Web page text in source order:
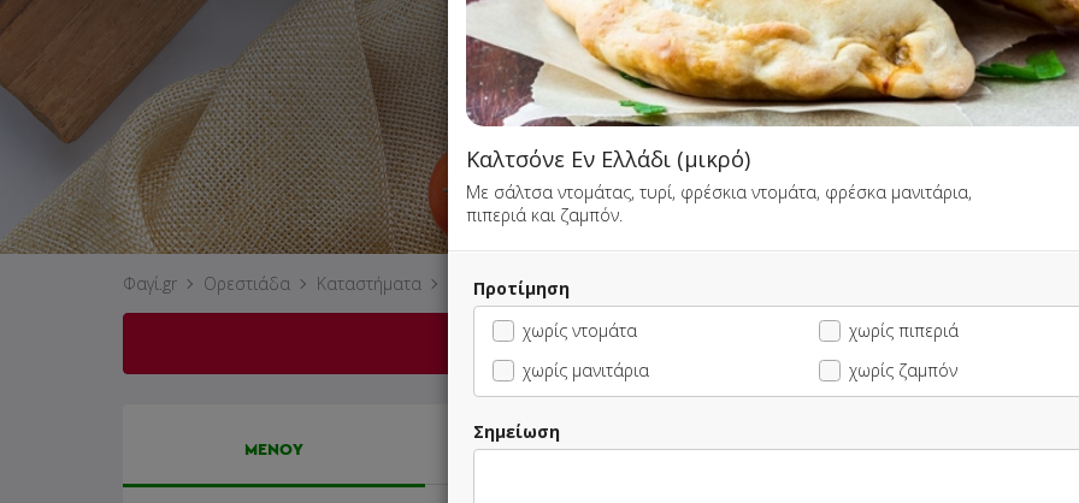
Πίτσα - Ζυμαρικά
4.00
Φαγί.gr Ορεστιάδα Καταστήματα Cosmo Pizza
Αυτή τη στιγμή το κατάστημα δεν εξυπηρετεί παραγγελίες.
ΜΕΝΟΥ ΠΛΗΡΟΦΟΡΙΕΣ ΑΞΙΟΛΟΓΗΣΕΙΣ
Καλτσόνε Εν Ελλάδι (μικρό)
Με σάλτσα ντομάτας, τυρί, φρέσκια ντομάτα, φρέσκα μανιτάρια,
πιπεριά και ζαμπόν.
Προτίμηση
χωρίς ντομάτα
χωρίς μανιτάρια
χωρίς πιπεριά
χωρίς ζαμπόν
Σημείωση